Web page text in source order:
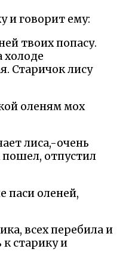
и говорит ему:
твоих попасу.
холоде
Старичок лису
оленям мох
лиса,-очень
отпустил
паси оленей,
всех перебила и
к старику и